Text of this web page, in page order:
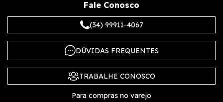
Fale Conosco
(34) 99911-4067
DÚVIDAS FREQUENTES
TRABALHE CONOSCO
Para compras no varejo